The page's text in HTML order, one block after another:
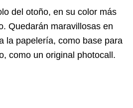
del otoño, en su color más
Quedarán maravillosas en
la papelería, como base para
como un original photocall.